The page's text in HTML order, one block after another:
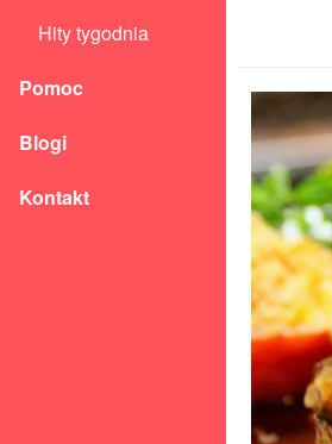
Hity tygodnia
Pomoc
Blogi
Kontakt